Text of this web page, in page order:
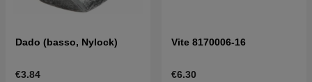
Dado (basso, Nylock)
€3.84
Vite 8170006-16
€6.30